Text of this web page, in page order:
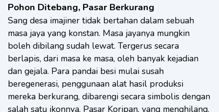
Pohon Ditebang, Pasar Berkurang
Sang desa imajiner tidak bertahan dalam sebuah
masa jaya yang konstan. Masa jayanya mungkin
boleh dibilang sudah lewat. Tergerus secara
berlapis, dari masa ke masa, oleh banyak kejadian
dan gejala. Para pandai besi mulai susah
beregenerasi, penggunaan alat hasil produksi
mereka berkurang, dibarengi secara simbolis dengan
salah satu ikonnya, Pasar Koripan, yang menghilang.